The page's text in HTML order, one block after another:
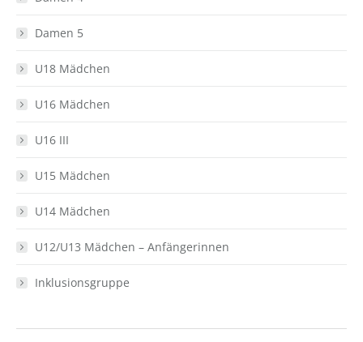
Damen 5
U18 Mädchen
U16 Mädchen
U16 III
U15 Mädchen
U14 Mädchen
U12/U13 Mädchen – Anfängerinnen
Inklusionsgruppe